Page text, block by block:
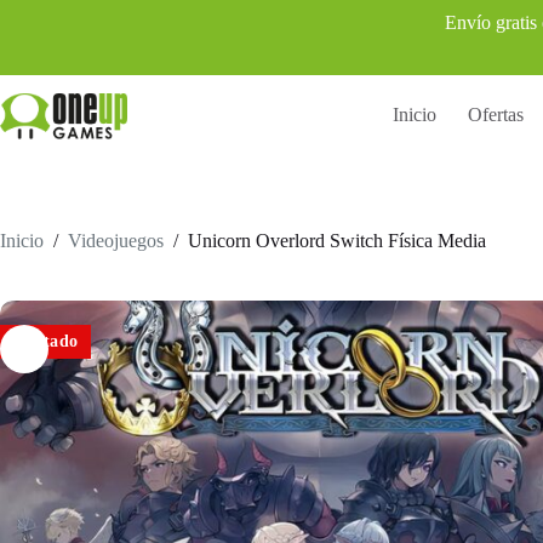
Envío gratis
Inicio Ofertas
Inicio / Videojuegos / Unicorn Overlord Switch Física Media
Agotado